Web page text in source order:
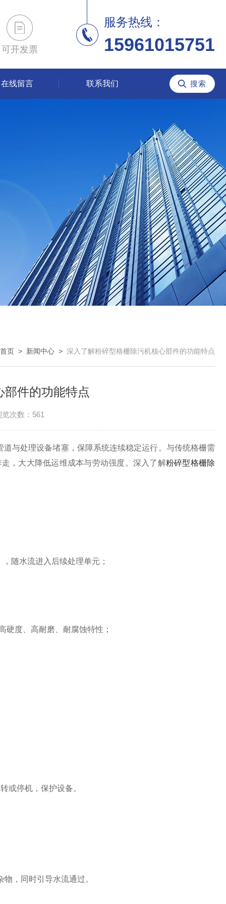
可开发票
服务热线：
15961015751
在线留言 联系我们
首页 > 新闻中心 > 深入了解粉碎型格栅除污机核心部件的功能特点
件的功能特点
览次数：561
处理设备堵塞，保障系统连续稳定运行。与传统格栅需
，大大降低运维成本与劳动强度。深入了解粉碎型格栅除
随水流进入后续处理单元；
度、高耐磨、耐腐蚀特性；
停机，保护设备。
，同时引导水流通过。